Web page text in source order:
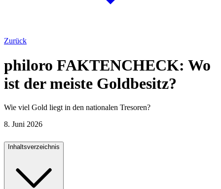
Zurück
philoro FAKTENCHECK: Wo
ist der meiste Goldbesitz?
Wie viel Gold liegt in den nationalen Tresoren?
8. Juni 2026
Inhaltsverzeichnis